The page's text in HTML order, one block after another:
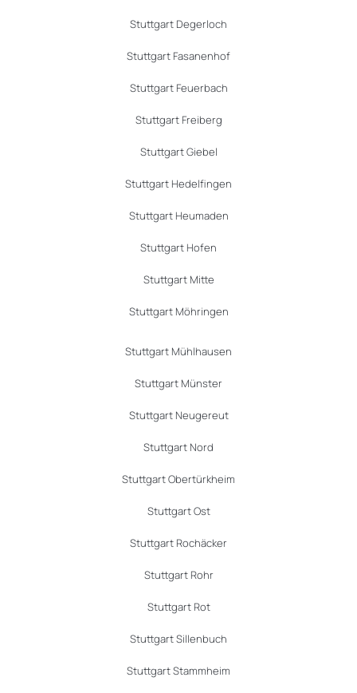
Stuttgart Degerloch
Stuttgart Fasanenhof
Stuttgart Feuerbach
Stuttgart Freiberg
Stuttgart Giebel
Stuttgart Hedelfingen
Stuttgart Heumaden
Stuttgart Hofen
Stuttgart Mitte
Stuttgart Möhringen
Stuttgart Mühlhausen
Stuttgart Münster
Stuttgart Neugereut
Stuttgart Nord
Stuttgart Obertürkheim
Stuttgart Ost
Stuttgart Rochäcker
Stuttgart Rohr
Stuttgart Rot
Stuttgart Sillenbuch
Stuttgart Stammheim